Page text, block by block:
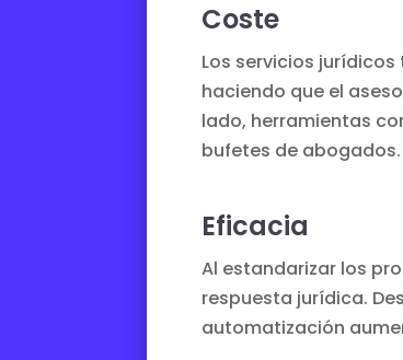
Coste
Los servicios
haciendo que el
lado, herramientas
bufetes de abogados.
Eficacia
Al estandarizar los
respuesta jurídica.
automatización